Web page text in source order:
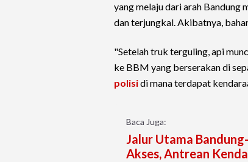
yang melaju dari arah Bandung
dan terjungkal. Akibatnya,
"Setelah truk terguling, api
ke BBM yang berserakan di
polisidi mana terdapat
Baca Juga:
Jalur Utama
Akses, Antrean